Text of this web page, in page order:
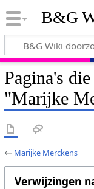
B&G
Pagina's
"Marijke
← Marijke Merckens
Verwijzingen